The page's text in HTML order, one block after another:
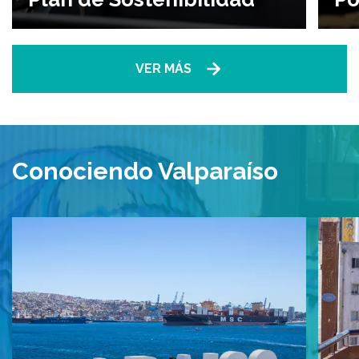
VER MÁS
Conociendo Valparaíso